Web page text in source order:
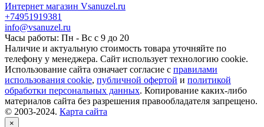
Интернет магазин Vsanuzel.ru
+74951919381
info@vsanuzel.ru
Часы работы: Пн - Вс с 9 до 20
Наличие и актуальную стоимость товара уточняйте по
телефону у менеджера. Сайт использует технологию cookie.
Использование сайта означает согласие с правилами
использования cookie, публичной офертой и политикой
обработки персональных данных. Копирование каких-либо
материалов сайта без разрешения правообладателя запрещено.
© 2003-2024. Карта сайта
×